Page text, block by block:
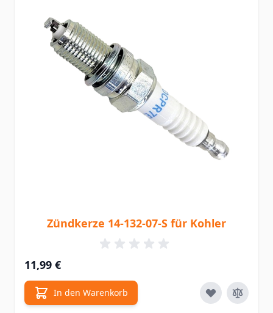
Zündkerze 14-132-07-S für Kohler
11,99 €
In den Warenkorb